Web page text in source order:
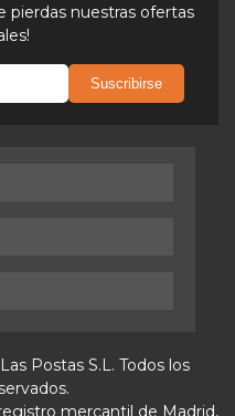
pierdas nuestras ofertas
Suscribirse
Postas S.L. Todos los
mercantil de Madrid,